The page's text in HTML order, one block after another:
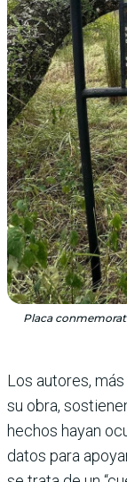
Placa
Los autores,
su obra,
hechos hayan
datos para